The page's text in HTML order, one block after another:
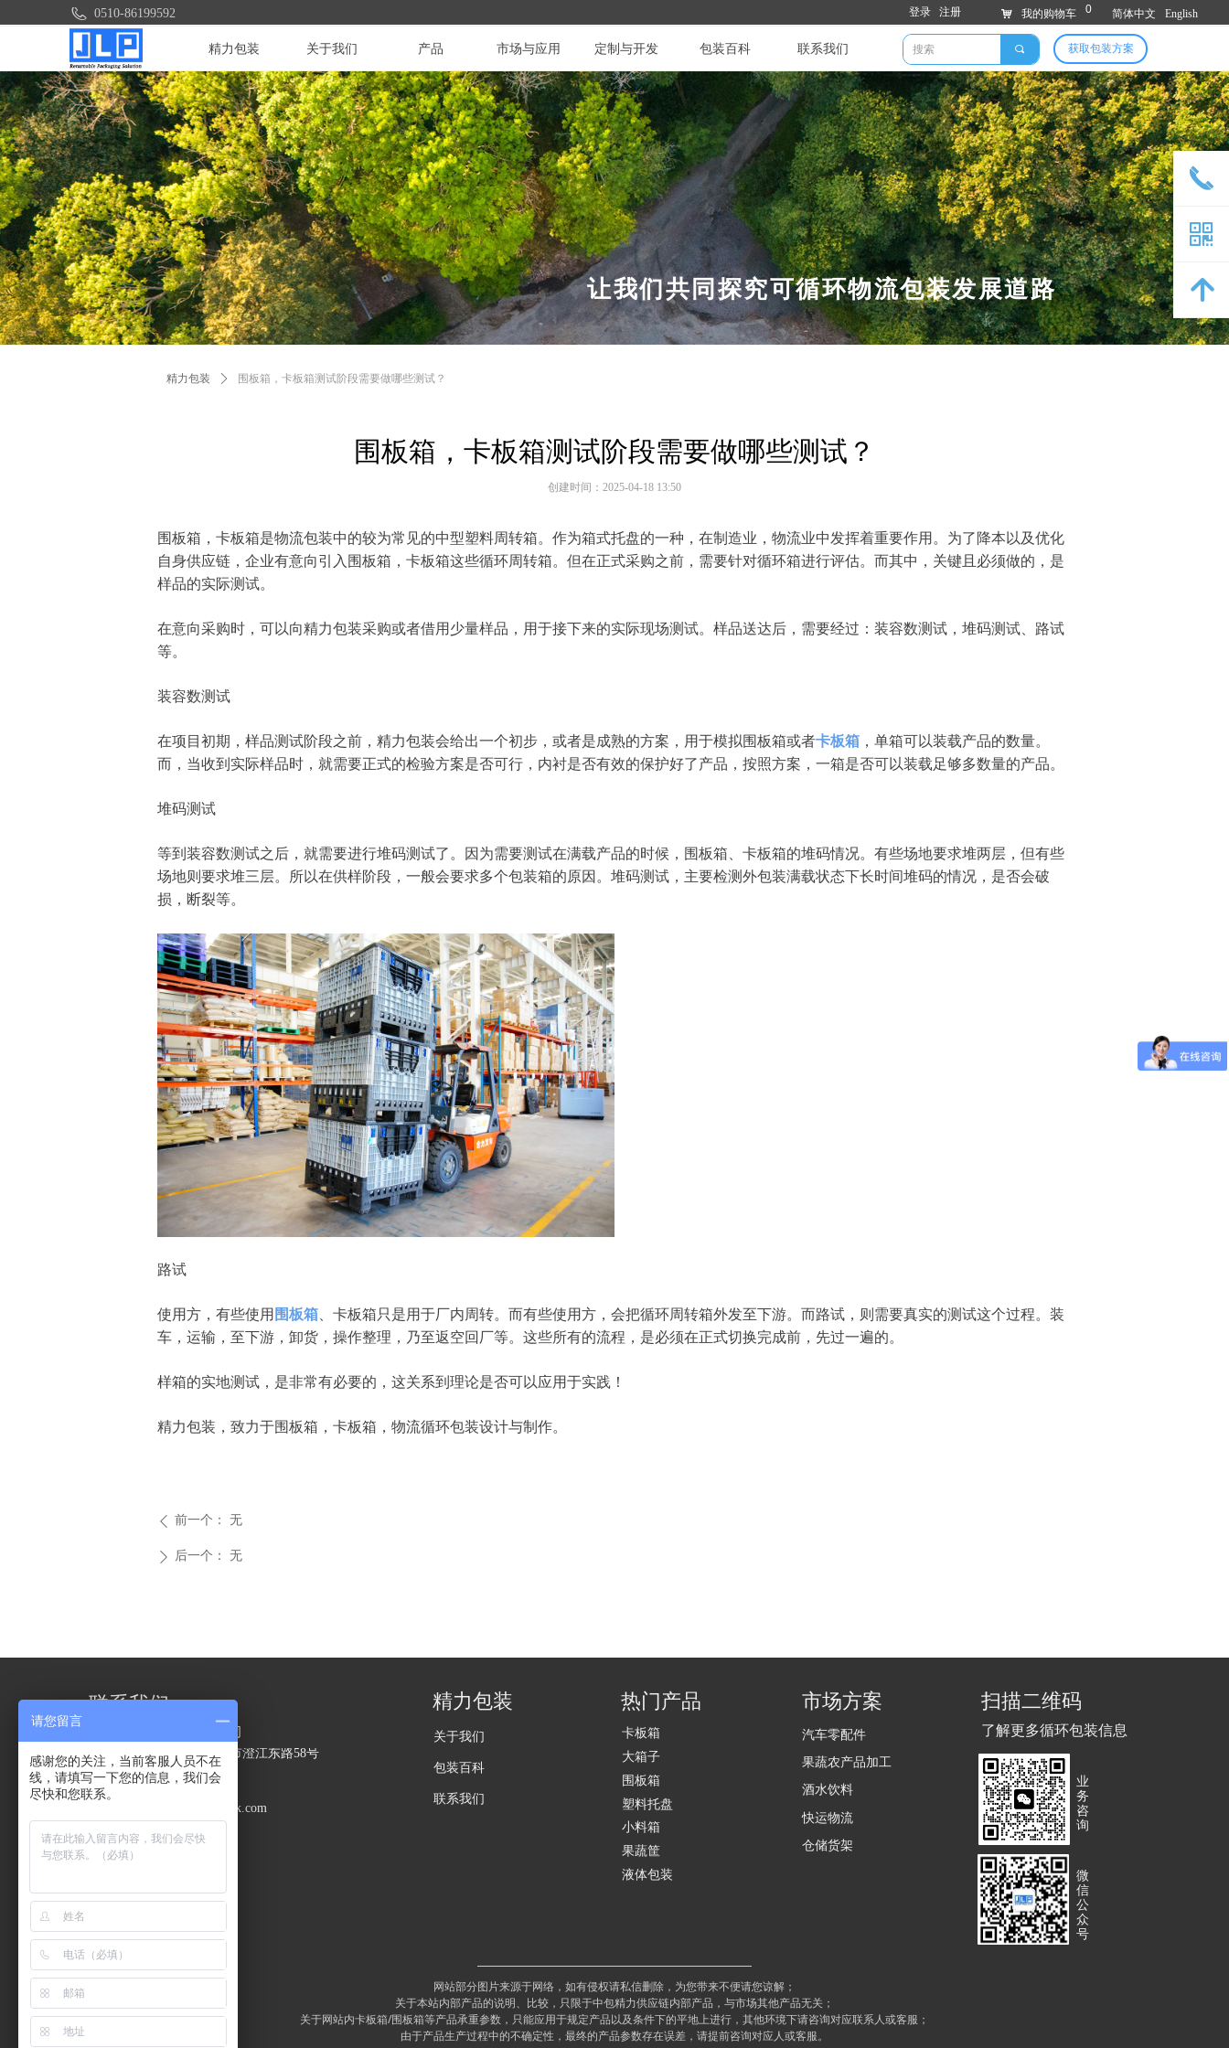
精力包装 关于我们 产品 市场与应用 定制与开发 包装百科 联系我们 获取包装方案
끠
简体中文 English
낙 我的购物车 0
0510-86199592 登录 注册
围板箱，卡板箱测试阶段需要做哪些测试？
围板箱，卡板箱是物流包装中的较为常见的中型塑料周转箱。作为箱式托盘的一种，在制造业，物流业中发挥着重要作用。为了降本以及优化
自身供应链，企业有意向引入围板箱，卡板箱这些循环周转箱。但在正式采购之前，需要针对循环箱进行评估。而其中，关键且必须做的，是
样品的实际测试。
在意向采购时，可以向精力包装采购或者借用少量样品，用于接下来的实际现场测试。样品送达后，需要经过：装容数测试，堆码测试、路试
等。
装容数测试
在项目初期，样品测试阶段之前，精力包装会给出一个初步，或者是成熟的方案，用于模拟围板箱或者卡板箱 ，单箱可以装载产品的数量。
而，当收到实际样品时，就需要正式的检验方案是否可行，内衬是否有效的保护好了产品，按照方案，一箱是否可以装载足够多数量的产品。
堆码测试
等到装容数测试之后，就需要进行堆码测试了。因为需要测试在满载产品的时候，围板箱、卡板箱的堆码情况。有些场地要求堆两层，但有些
场地则要求堆三层。所以在供样阶段，一般会要求多个包装箱的原因。堆码测试，主要检测外包装满载状态下长时间堆码的情况，是否会破
损，断裂等。
路试
使用方，有些使用 围板箱 、卡板箱只是用于厂内周转。而有些使用方，会把循环周转箱外发至下游。而路试，则需要真实的测试这个过程。装
车，运输，至下游，卸货，操作整理，乃至返空回厂等。这些所有的流程，是必须在正式切换完成前，先过一遍的。
样箱的实地测试，是非常有必要的，这关系到理论是否可以应用于实践！
精力包装，致力于围板箱，卡板箱，物流循环包装设计与制作。
让我们共同探究可循环物流包装发展道路
ꄴ 前一个： 无
ꄲ 后一个： 无
创建时间： 2025-04-18 13:50
精力包装 ꄲ 围板箱，卡板箱测试阶段需要做哪些测试？
网站部分图片来源于网络，如有侵权请私信删除，为您带来不便请您谅解；
关于本站内部产品的说明、比较，只限于中包精力供应链内部产品，与市场其他产品无关；
关于网站内卡板箱/围板箱等产品承重参数，只能应用于规定产品以及条件下的平地上进行，其他环境下请咨询对应联系人或客服；
由于产品生产过程中的不确定性，最终的产品参数存在误差，请提前咨询对应人或客服。
地址：江苏省无锡市江阴市澄江东路58号
电话：0510-86199592
手机：
jinglipack@jinglipack.com
联系我们
江阴精力包装技术有限公司
精力包装
关于我们
包装百科
联系我们
扫描二维码
了解更多循环包装信息
微
信
公
众
号
业
务
咨
询
热门产品
卡板箱
大箱子
围板箱
塑料托盘
小料箱
果蔬筐
液体包装
市场方案
汽车零配件
果蔬农产品加工
酒水饮料
快运物流
仓储货架
请您留言
感谢您的关注，当前客服人员不在
线，请填写一下您的信息，我们会
尽快和您联系。
끅
낃
녕